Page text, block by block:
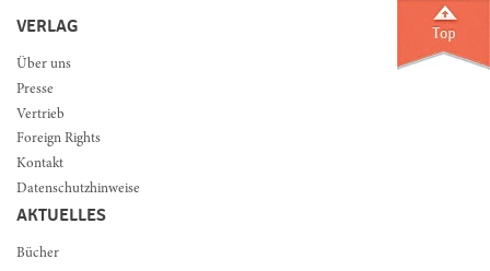
VERLAG
Über uns
Presse
Vertrieb
Foreign Rights
Kontakt
Datenschutzhinweise
AKTUELLES
Bücher